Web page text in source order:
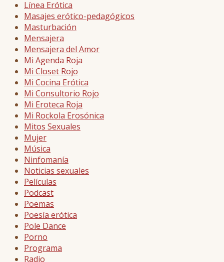
Línea Erótica
Masajes erótico-pedagógicos
Masturbación
Mensajera
Mensajera del Amor
Mi Agenda Roja
Mi Closet Rojo
Mi Cocina Erótica
Mi Consultorio Rojo
Mi Eroteca Roja
Mi Rockola Erosónica
Mitos Sexuales
Mujer
Música
Ninfomanía
Noticias sexuales
Películas
Podcast
Poemas
Poesía erótica
Pole Dance
Porno
Programa
Radio